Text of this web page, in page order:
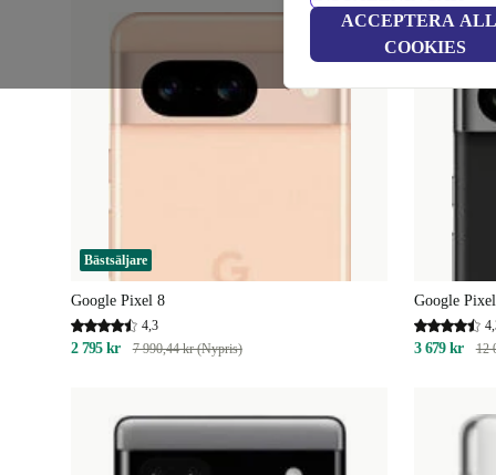
ACCEPTERA
COOKIES
Bästsäljare
Google Pixel 8
4,3
2 795 kr 7 990,44 kr (Nypris)
Google
3 679 kr 12